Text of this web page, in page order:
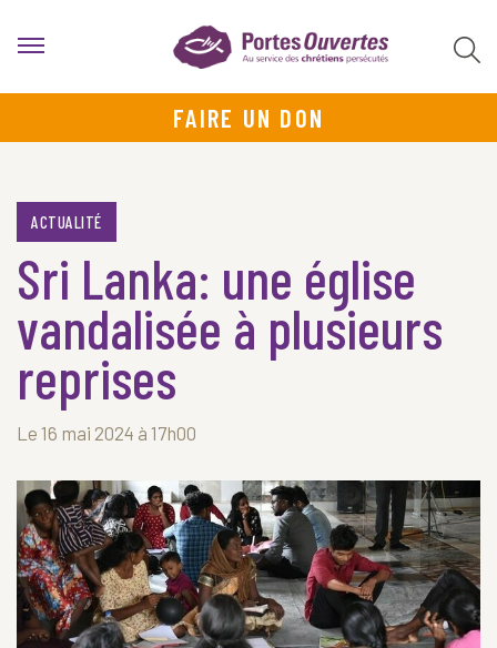
FAIRE UN DON
ACTUALITÉ
Sri Lanka: une église
vandalisée à plusieurs
reprises
Le 16 mai 2024 à 17h00